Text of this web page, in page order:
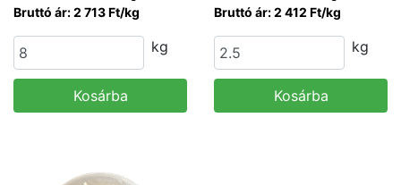
Bruttó ár: 2 713 Ft/kg
kg
Kosárba
Bruttó ár: 2 412 Ft/kg
kg
Kosárba